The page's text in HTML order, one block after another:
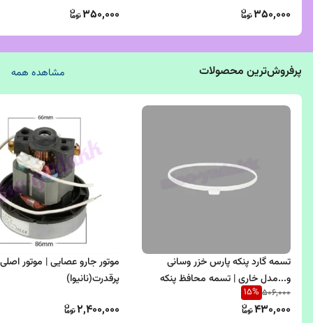
350,000
350,000
پرفروش‌ترین محصولات مشاهده همه
تسمه گارد پنکه پارس خزر وسانی
و...مدل خاری | تسمه محافظ پنکه
ایستاده پارس خزر مدل خاری
506,000
15%
430,000
موتور جارو عصایی | موتور
پرقدرت(نانیوا)
2,400,000